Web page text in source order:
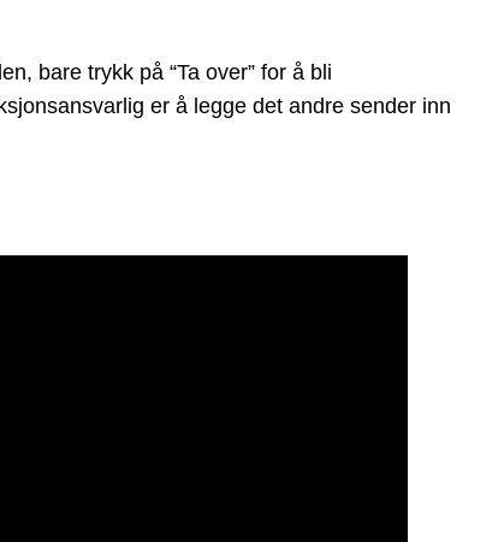
bare trykk på “Ta over” for å bli
er å legge det andre sender inn